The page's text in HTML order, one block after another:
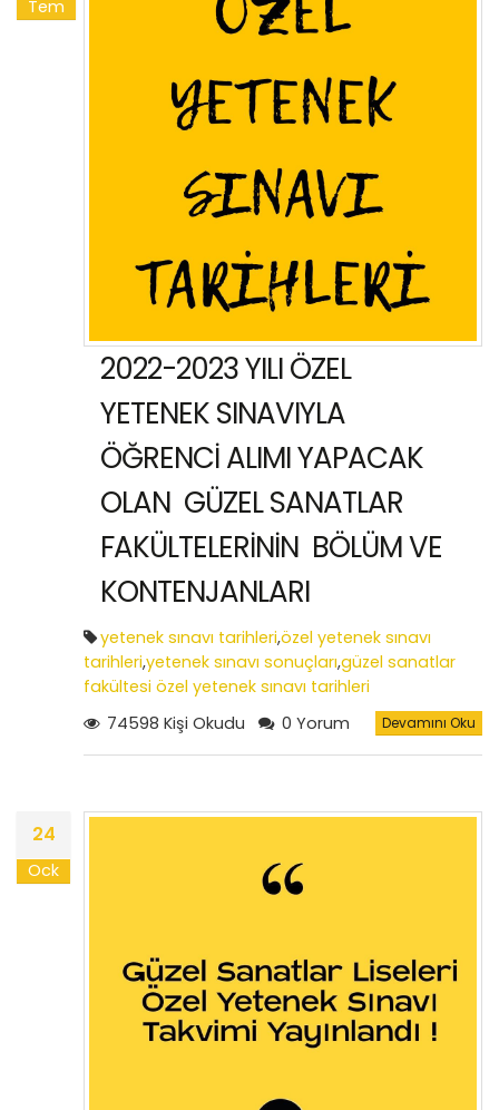
Tem
2022-2023 YILI ÖZEL
YETENEK SINAVIYLA
ÖĞRENCİ ALIMI YAPACAK
OLAN GÜZEL SANATLAR
FAKÜLTELERİNİN BÖLÜM VE
KONTENJANLARI
yetenek sınavı tarihleri,özel yetenek sınavı
tarihleri,yetenek sınavı sonuçları,güzel sanatlar
fakültesi özel yetenek sınavı tarihleri
74598 Kişi Okudu
0 Yorum Devamını Oku
24
Ock